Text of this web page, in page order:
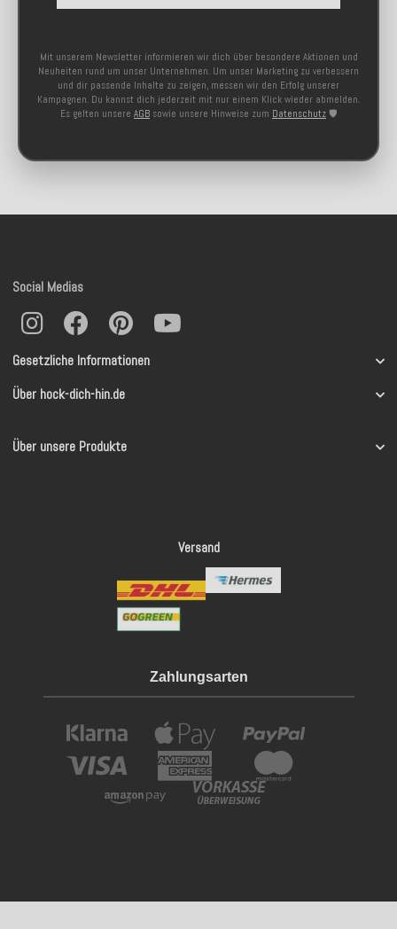
Mit unserem Newsletter informieren wir dich über besondere Aktionen und
Neuheiten rund um unser Unternehmen. Um unser Marketing zu verbessern
und dir passende Inhalte zu zeigen, messen wir den Erfolg unserer
Kampagnen. Du kannst dich jederzeit mit nur einem Klick wieder abmelden.
Es gelten unsere AGB sowie unsere Hinweise zum Datenschutz 🛡️
Gesetzliche Informationen
Über hock-dich-hin.de
Über unsere Produkte
Social Medias
Versand
Zahlungsarten